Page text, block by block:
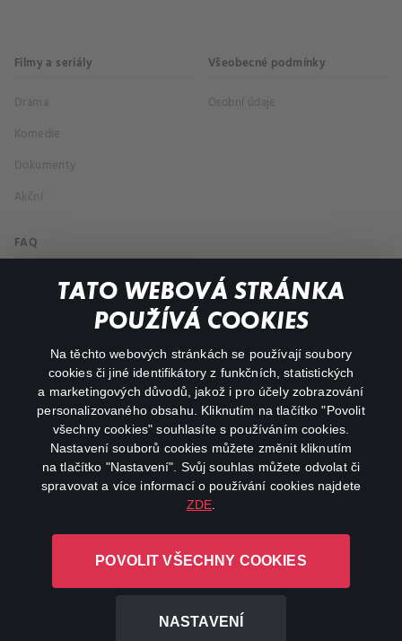
TATO WEBOVÁ STRÁNKA
POUŽÍVÁ COOKIES
Na těchto webových stránkách se používají soubory
cookies či jiné identifikátory z funkčních, statistických
a marketingových důvodů, jakož i pro účely zobrazování
personalizovaného obsahu. Kliknutím na tlačítko "Povolit
všechny cookies" souhlasíte s používáním cookies.
Nastavení souborů cookies můžete změnit kliknutím
na tlačítko "Nastavení". Svůj souhlas můžete odvolat či
spravovat a více informací o používání cookies najdete
ZDE
POVOLIT VŠECHNY COOKIES
NASTAVENÍ
Filmy a seriály
Drama
Komedie
Dokumenty
Akční
Všeobecné podmínky
Osobní údaje
FAQ
Můj účet
Důležité odkazy
facebookinstagram
youtube
L-1246 Luxembourg R.C.S.